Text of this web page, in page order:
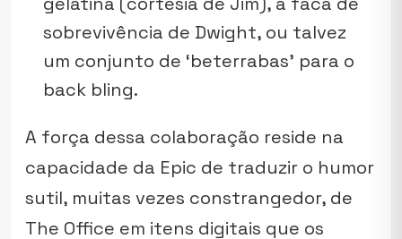
sobrevivência de Dwight, ou talvez
um conjunto de ‘beterrabas’ para o
back bling.
A força dessa colaboração reside na
capacidade da Epic de traduzir o humor
sutil, muitas vezes constrangedor, de
The Office em itens digitais que os